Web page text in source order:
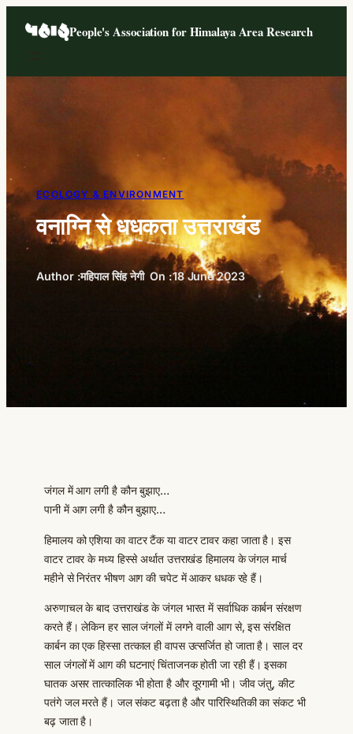
People's Association for Himalaya Area Research
ECOLOGY & ENVIRONMENT
वनाग्नि से धधकता उत्तराखंड
Author :महिपाल सिंह नेगीOn :18 June 2023
जंगल में आग लगी है कौन बुझाए…
पानी में आग लगी है कौन बुझाए…
हिमालय को एशिया का वाटर टैंक या वाटर टावर कहा जाता है। इस
वाटर टावर के मध्य हिस्से अर्थात उत्तराखंड हिमालय के जंगल मार्च
महीने से निरंतर भीषण आग की चपेट में आकर धधक रहे हैं।
अरुणाचल के बाद उत्तराखंड के जंगल भारत में सर्वाधिक कार्बन संरक्षण
करते हैं। लेकिन हर साल जंगलों में लगने वाली आग से, इस संरक्षित
कार्बन का एक हिस्सा तत्काल ही वापस उत्सर्जित हो जाता है। साल दर
साल जंगलों में आग की घटनाएं चिंताजनक होती जा रही हैं। इसका
घातक असर तात्कालिक भी होता है और दूरगामी भी। जीव जंतु, कीट
पतंगे जल मरते हैं। जल संकट बढ़ता है और पारिस्थितिकी का संकट भी
बढ़ जाता है।